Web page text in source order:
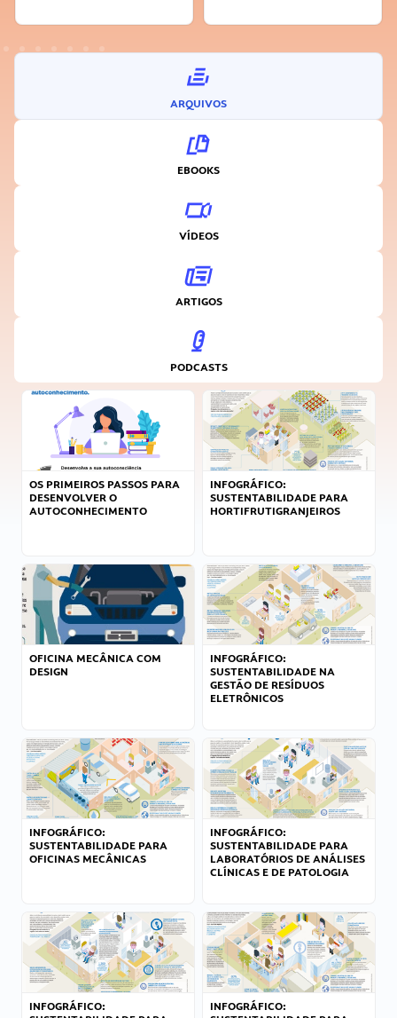
ARQUIVOS
EBOOKS
VÍDEOS
ARTIGOS
PODCASTS
OS PRIMEIROS PASSOS PARA
DESENVOLVER O
AUTOCONHECIMENTO
INFOGRÁFICO:
SUSTENTABILIDADE PARA
HORTIFRUTIGRANJEIROS
OFICINA MECÂNICA COM
DESIGN
INFOGRÁFICO:
SUSTENTABILIDADE NA
GESTÃO DE RESÍDUOS
ELETRÔNICOS
INFOGRÁFICO:
SUSTENTABILIDADE PARA
OFICINAS MECÂNICAS
INFOGRÁFICO:
SUSTENTABILIDADE PARA
LABORATÓRIOS DE ANÁLISES
CLÍNICAS E DE PATOLOGIA
INFOGRÁFICO:
INFOGRÁFICO: